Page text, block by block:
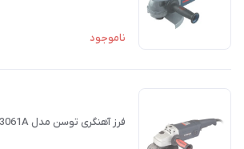
ناموجود
فرز آهنگری توسن مدل 3061A